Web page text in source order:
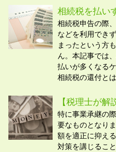
相続税を払い
相続税申告の際
などを利用でき
まったという方
ん。本記事では
払いが多くなる
相続税の還付と
【税理士が解
特に事業承継の
要なものとなり
額を適正に抑え
対策を講じるこ